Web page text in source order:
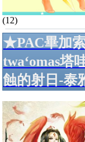
(12)
★PAC畢加
twa‘omas塔
蝕的射日-泰